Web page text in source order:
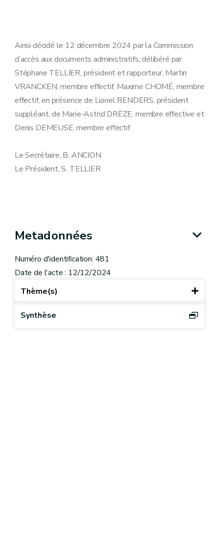
Ainsi décidé le 12 décembre 2024 par la Commission
d’accès aux documents administratifs, délibéré par
Stéphane TELLIER, président et rapporteur, Martin
VRANCKEN, membre effectif, Maxime CHOMÉ, membre
effectif, en présence de Lionel RENDERS, président
suppléant, de Marie-Astrid DRÈZE, membre effective et
Denis DEMEUSE, membre effectif.
Le Secrétaire, B. ANCION
Le Président, S. TELLIER
Metadonnées
Numéro d'identification: 481
Date de l'acte : 12/12/2024
Thème(s)
Synthèse